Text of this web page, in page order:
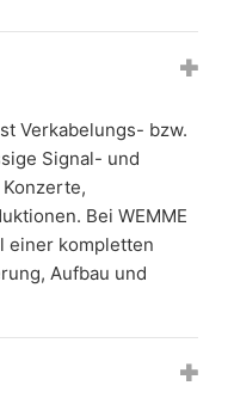
Verkabelungs- bzw.
Signal- und
Bei WEMME
einer kompletten
Aufbau und